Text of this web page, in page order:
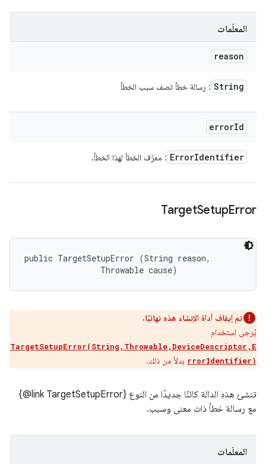
المعلَمات
reason
String : رسالة خطأ تصف سبب الخطأ
errorId
ErrorIdentifier : معرّف الخطأ لهذا الخطأ.
TargetSetupError
public TargetSetupError (String reason,
                Throwable cause)
تم إيقاف أداة الإنشاء هذه نهائيًا.
يُرجى استخدام
TargetSetupError(String,Throwable,DeviceDescriptor,E
rrorIdentifier) بدلاً من ذلك.
تنشئ هذه الدالة كائنًا جديدًا من النوع ‎{@link TargetSetupError}
مع رسالة خطأ ذات معنى وسبب.
المعلَمات